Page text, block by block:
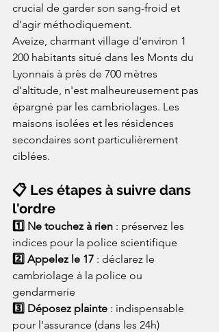
crucial de garder son sang-froid et
d'agir méthodiquement.
Aveize, charmant village d'environ 1
200 habitants situé dans les Monts du
Lyonnais à près de 700 mètres
d'altitude, n'est malheureusement pas
épargné par les cambriolages. Les
maisons isolées et les résidences
secondaires sont particulièrement
ciblées.
📋 Les étapes à suivre dans
l'ordre
1️⃣ Ne touchez à rien : préservez les
indices pour la police scientifique
2️⃣ Appelez le 17 : déclarez le
cambriolage à la police ou
gendarmerie
3️⃣ Déposez plainte : indispensable
pour l'assurance (dans les 24h)